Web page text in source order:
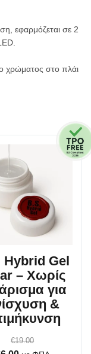
εφαρμόζεται σε 2
χρώματος στο πλάι
Hybrid Gel
– Χωρίς
για
&
€19.00